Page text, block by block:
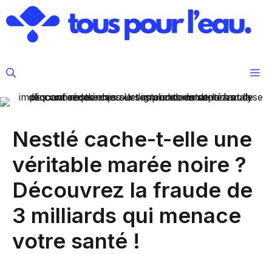
au
contenu
Nestlé cache-t-elle une
véritable marée noire ?
Découvrez la fraude de
3 milliards qui menace
votre santé !